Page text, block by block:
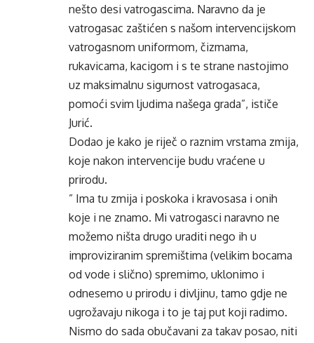
nešto desi vatrogascima. Naravno da je
vatrogasac zaštićen s našom intervencijskom
vatrogasnom uniformom, čizmama,
rukavicama, kacigom i s te strane nastojimo
uz maksimalnu sigurnost vatrogasaca,
pomoći svim ljudima našega grada”, ističe
Jurić.
Dodao je kako je riječ o raznim vrstama zmija,
koje nakon intervencije budu vraćene u
prirodu.
” Ima tu zmija i poskoka i kravosasa i onih
koje i ne znamo. Mi vatrogasci naravno ne
možemo ništa drugo uraditi nego ih u
improviziranim spremištima (velikim bocama
od vode i slično) spremimo, uklonimo i
odnesemo u prirodu i divljinu, tamo gdje ne
ugrožavaju nikoga i to je taj put koji radimo.
Nismo do sada obučavani za takav posao, niti